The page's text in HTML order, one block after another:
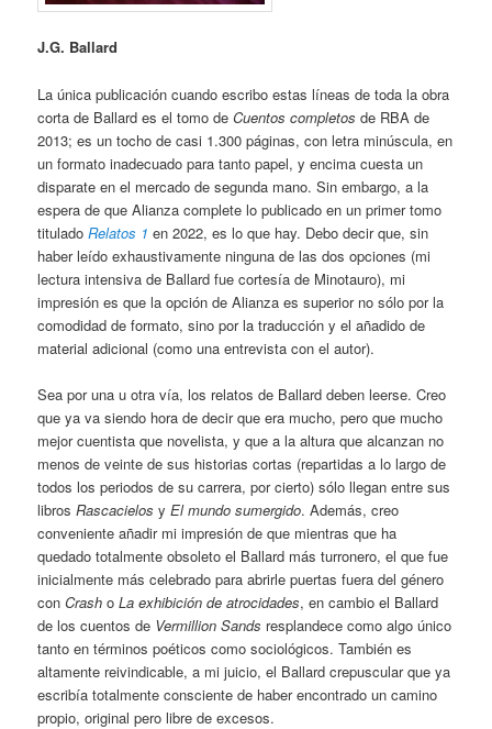
J.G. Ballard
La única publicación cuando escribo estas líneas de toda la obra
corta de Ballard es el tomo deCuentos completosde RBA de
2013; es un tocho de casi 1.300 páginas, con letra minúscula, en
un formato inadecuado para tanto papel, y encima cuesta un
disparate en el mercado de segunda mano. Sin embargo, a la
espera de que Alianza complete lo publicado en un primer tomo
tituladoRelatos 1en 2022, es lo que hay. Debo decir que, sin
haber leído exhaustivamente ninguna de las dos opciones (mi
lectura intensiva de Ballard fue cortesía de Minotauro), mi
impresión es que la opción de Alianza es superior no sólo por la
comodidad de formato, sino por la traducción y el añadido de
material adicional (como una entrevista con el autor).
Sea por una u otra vía, los relatos de Ballard deben leerse. Creo
que ya va siendo hora de decir que era mucho, pero que mucho
mejor cuentista que novelista, y que a la altura que alcanzan no
menos de veinte de sus historias cortas (repartidas a lo largo de
todos los periodos de su carrera, por cierto) sólo llegan entre sus
librosRascacielosyEl mundo sumergido. Además, creo
conveniente añadir mi impresión de que mientras que ha
quedado totalmente obsoleto el Ballard más turronero, el que fue
inicialmente más celebrado para abrirle puertas fuera del género
conCrashoLa exhibición de atrocidades, en cambio el Ballard
de los cuentos de Vermillion Sands resplandece como algo único
tanto en términos poéticos como sociológicos. También es
altamente reivindicable, a mi juicio, el Ballard crepuscular que ya
escribía totalmente consciente de haber encontrado un camino
propio, original pero libre de excesos.